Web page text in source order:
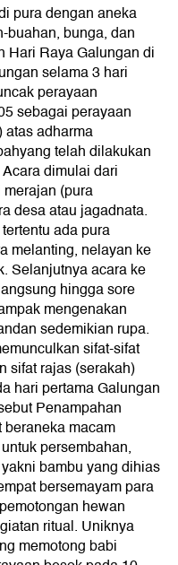
pura dengan aneka
buahan, bunga, dan
Hari Raya Galungan di
selama 3 hari
perayaan
sebagai perayaan
atas adharma
telah dilakukan
dimulai dari
(pura
desa atau jagadnata.
ada pura
melanting, nelayan ke
Selanjutnya acara ke
hingga sore
mengenakan
sedemikian rupa.
sifat-sifat
sifat rajas (serakah)
hari pertama Galungan
Penampahan
macam
persembahan,
bambu yang dihias
bersemayam para
hewan
ritual. Uniknya
memotong babi